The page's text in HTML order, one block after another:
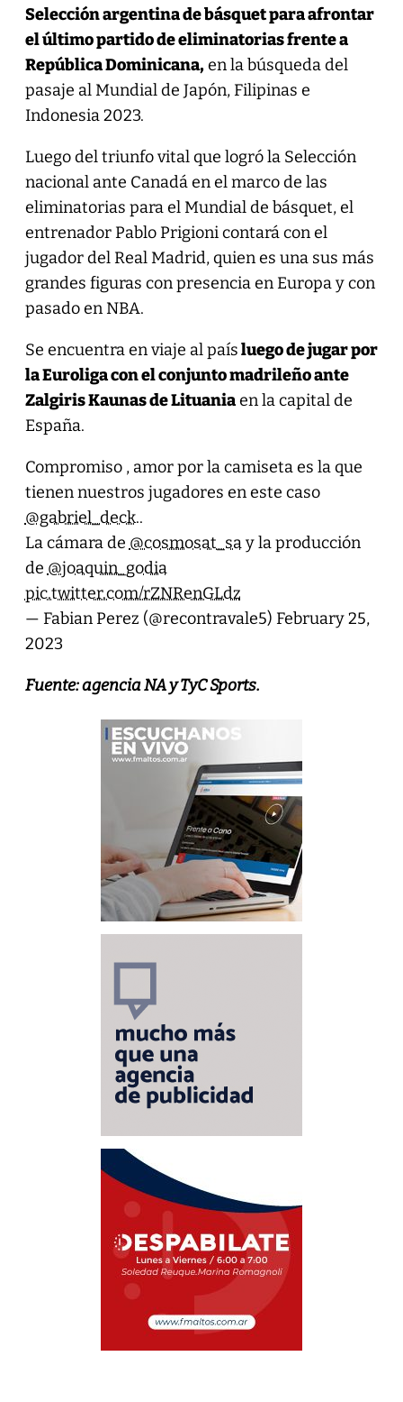
Selección argentina de básquet para afrontar
el último partido de eliminatorias frente a
República Dominicana,en la búsqueda del
pasaje al Mundial de Japón, Filipinas e
Indonesia 2023.
Luego del triunfo vital que logró la Selección
nacional ante Canadá en el marco de las
eliminatorias para el Mundial de básquet, el
entrenador Pablo Prigioni contará con el
jugador del Real Madrid, quien es una sus más
grandes figuras con presencia en Europa y con
pasado en NBA.
Se encuentra en viaje al paísluego de jugar por
la Euroliga con el conjunto madrileño ante
Zalgiris Kaunas de Lituaniaen la capital de
España.
Compromiso , amor por la camiseta es la que
tienen nuestros jugadores en este caso
@gabriel_deck..
La cámara de @cosmosat_say la producción
de @joaquin_godia
pic.twitter.com/rZNRenGLdz
— Fabian Perez (@recontravale5) February 25,
2023
Fuente: agencia NA y TyC Sports.